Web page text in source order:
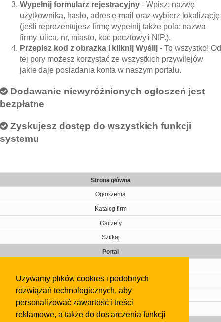
Używamy plików cookies i podobnych
rozwiązań technologicznych, aby
personalizować zawartość i treści
reklamowe, a także do dostarczenia funkcji
Wypełnij formularz rejestracyjny - Wpisz: nazwę
użytkownika, hasło, adres e-mail oraz wybierz lokalizację
(jeśli reprezentujesz firmę wypełnij także pola: nazwa
firmy, ulica, nr, miasto, kod pocztowy i NIP.).
Przepisz kod z obrazka i kliknij Wyślij - To wszystko! Od
tej pory możesz korzystać ze wszystkich przywilejów
jakie daje posiadania konta w naszym portalu.
Dodawanie niewyróżnionych ogłoszeń jest
bezpłatne
Zyskujesz dostęp do wszystkich funkcji
systemu
Strona główna
Ogłoszenia
Katalog firm
Gadżety
Szukaj
Portal
Kontakt
Regulamin